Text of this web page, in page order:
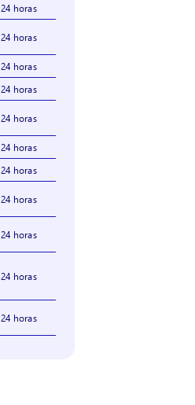
24 horas
24 horas
24 horas
24 horas
24 horas
24 horas
24 horas
24 horas
24 horas
24 horas
24 horas